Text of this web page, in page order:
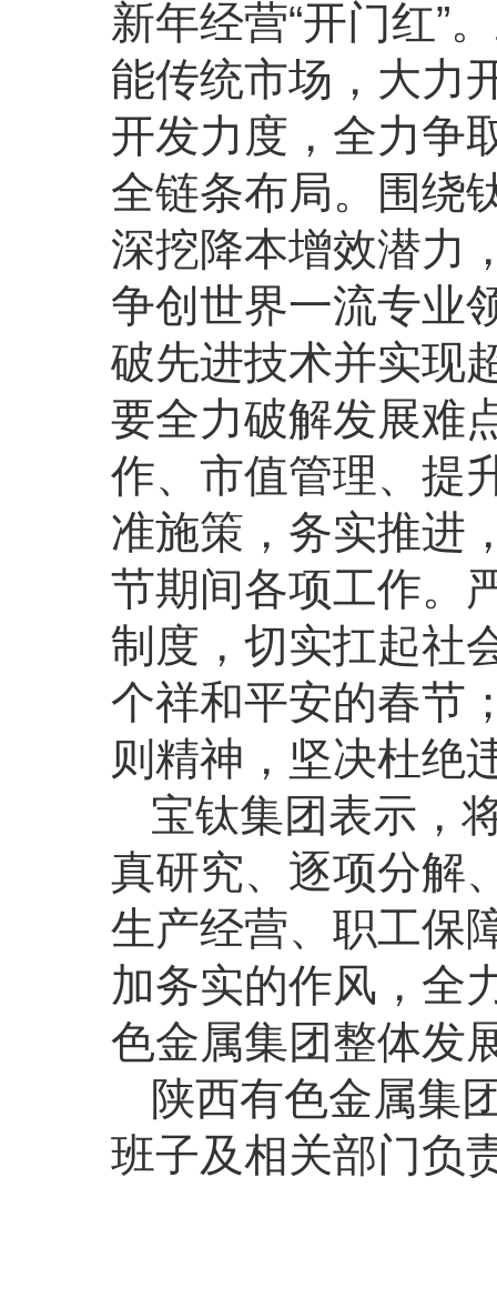
新年经营“开门红”
能传统市场，大力
开发力度，全力争
全链条布局。围绕
深挖降本增效潜力
争创世界一流专业
破先进技术并实现
要全力破解发展难
作、市值管理、提
准施策，务实推进
节期间各项工作。
制度，切实扛起社
个祥和平安的春节
则精神，坚决杜绝
宝钛集团表示，
真研究、逐项分解
生产经营、职工保
加务实的作风，全
色金属集团整体发
陕西有色金属集
班子及相关部门负